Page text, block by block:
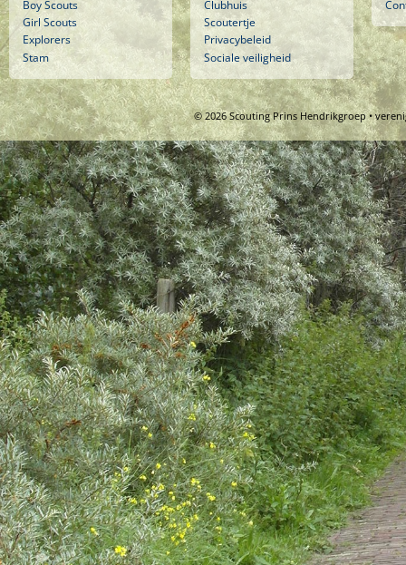
Boy Scouts
Girl Scouts
Explorers
Stam
Clubhuis
Scoutertje
Privacybeleid
Sociale veiligheid
© 2026 Scouting Prins Hendrikgroep •